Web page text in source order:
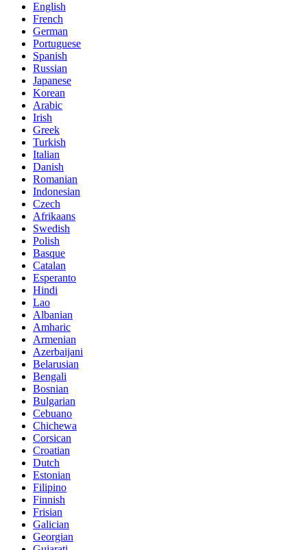
English
French
German
Portuguese
Spanish
Russian
Japanese
Korean
Arabic
Irish
Greek
Turkish
Italian
Danish
Romanian
Indonesian
Czech
Afrikaans
Swedish
Polish
Basque
Catalan
Esperanto
Hindi
Lao
Albanian
Amharic
Armenian
Azerbaijani
Belarusian
Bengali
Bosnian
Bulgarian
Cebuano
Chichewa
Corsican
Croatian
Dutch
Estonian
Filipino
Finnish
Frisian
Galician
Georgian